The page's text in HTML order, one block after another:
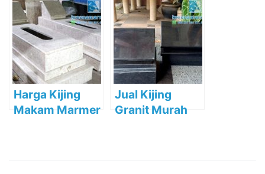
Tulungagung
Harga Kijing
Makam Marmer
Jual Kijing
Granit Murah